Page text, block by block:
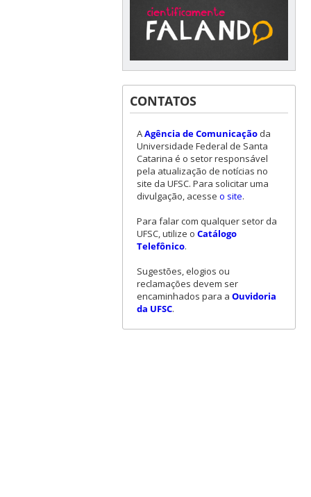
CONTATOS
AAgência de Comunicaçãoda
Universidade Federal de Santa
Catarina é o setor responsável
pela atualização de notícias no
site da UFSC. Para solicitar uma
divulgação, acesse o site.
Para falar com qualquer setor da
UFSC, utilize o Catálogo
Telefônico.
Sugestões, elogios ou
reclamações devem ser
encaminhados para a Ouvidoria
da UFSC.